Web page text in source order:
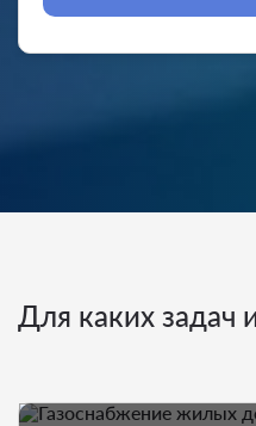
Для каких задач